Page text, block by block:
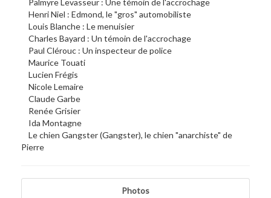
Palmyre Levasseur : Une témoin de l'accrochage
Henri Niel : Edmond, le "gros" automobiliste
Louis Blanche : Le menuisier
Charles Bayard : Un témoin de l'accrochage
Paul Clérouc : Un inspecteur de police
Maurice Touati
Lucien Frégis
Nicole Lemaire
Claude Garbe
Renée Grisier
Ida Montagne
Le chien Gangster (Gangster), le chien "anarchiste" de
Pierre
Photos